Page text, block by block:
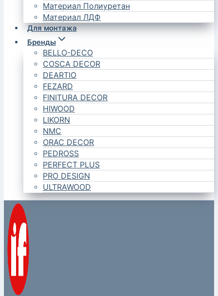
Материал Полиуретан
Материал ЛДФ
Для монтажа
Бренды
BELLO-DECO
COSCA DECOR
DEARTIO
FEZARD
FINITURA DECOR
HIWOOD
LIKORN
NMC
ORAC DECOR
PEDROSS
PERFECT PLUS
PRO DESIGN
ULTRAWOOD